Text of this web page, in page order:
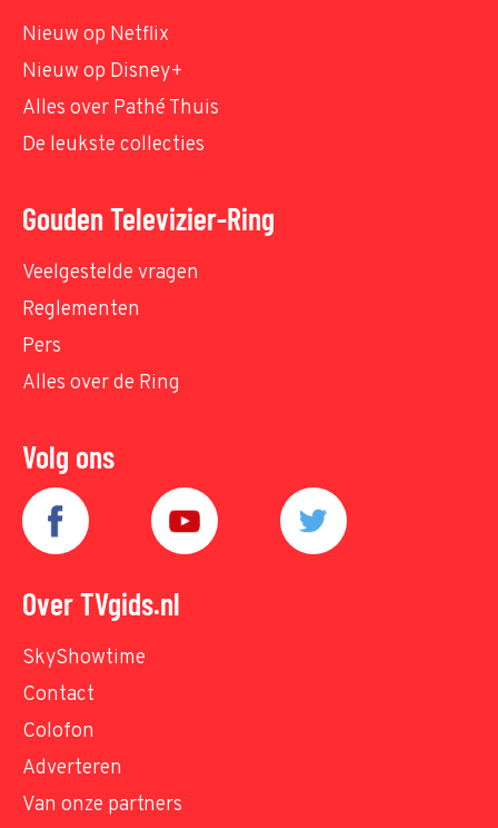
Nieuw op Netflix
Nieuw op Disney+
Alles over Pathé Thuis
De leukste collecties
Gouden Televizier-Ring
Veelgestelde vragen
Reglementen
Pers
Alles over de Ring
Volg ons
Over TVgids.nl
SkyShowtime
Contact
Colofon
Adverteren
Van onze partners